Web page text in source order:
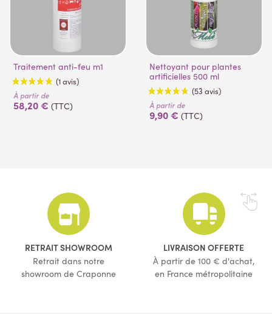
Traitement anti-feu m1
(1 avis)
À partir de
58,20 € (TTC)
Nettoyant pour plantes
artificielles 500 ml
(53 avis)
À partir de
9,90 € (TTC)
RETRAIT SHOWROOM
Retrait dans notre
showroom de Craponne
LIVRAISON OFFERTE
À partir de 100 € d'achat,
en France métropolitaine